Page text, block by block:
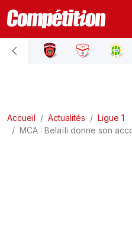
ACCUEIL
LIGUE 2
Accueil Actualités
Ligue 1
MCA : Belaïli donne son